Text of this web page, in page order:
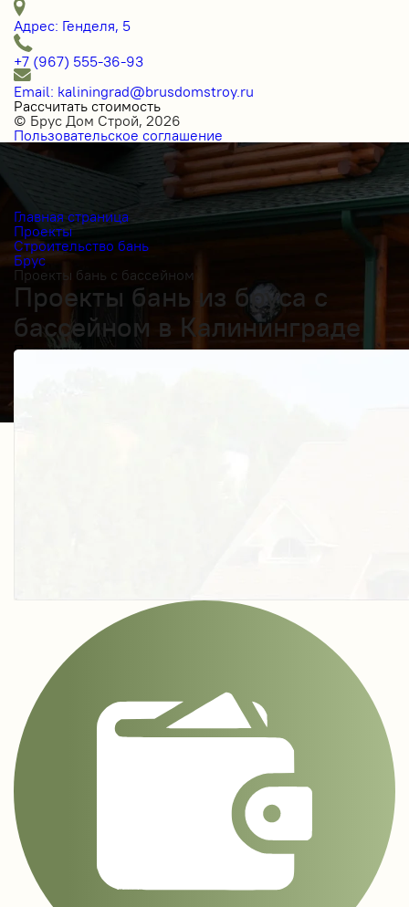
Адрес: Генделя, 5
+7 (967) 555-36-93
Email: kaliningrad@brusdomstroy.ru
Рассчитать стоимость
© Брус Дом Строй, 2026
Пользовательское соглашение
Главная страница
Проекты
Строительство бань
Брус
Проекты бань с бассейном
Проекты бань из бруса с
бассейном в Калининграде
Получить косультацию